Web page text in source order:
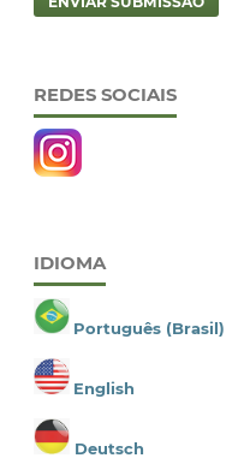
REDES SOCIAIS
IDIOMA
Português (Brasil)
English
Deutsch